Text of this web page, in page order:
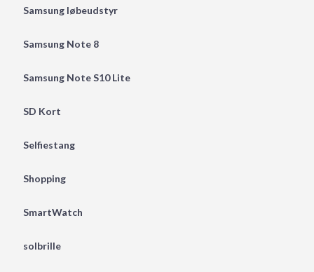
Samsung løbeudstyr
Samsung Note 8
Samsung Note S10 Lite
SD Kort
Selfiestang
Shopping
SmartWatch
solbrille